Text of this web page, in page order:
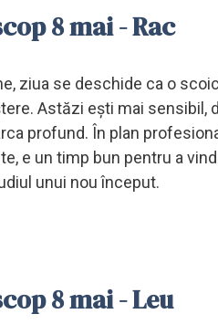
8 mai - Rac
ziua se deschide ca o
Astăzi ești mai sensibil,
profund. În plan
e un timp bun pentru a
unui nou început.
8 mai - Leu